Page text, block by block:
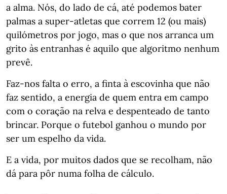
a alma. Nós, do lado de cá, até podemos bater
palmas a super-atletas que correm 12 (ou mais)
quilómetros por jogo, mas o que nos arranca um
grito às entranhas é aquilo que algoritmo nenhum
prevê.
Faz-nos falta o erro, a finta à escovinha que não
faz sentido, a energia de quem entra em campo
com o coração na relva e despenteado de tanto
brincar. Porque o futebol ganhou o mundo por
ser um espelho da vida.
E a vida, por muitos dados que se recolham, não
dá para pôr numa folha de cálculo.